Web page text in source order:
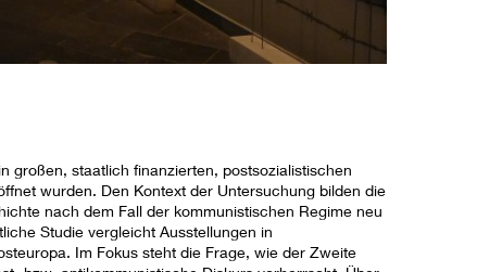
großen, staatlich finanzierten, postsozialistischen
wurden. Den Kontext der Untersuchung bilden die
nach dem Fall der kommunistischen Regime neu
Studie vergleicht Ausstellungen in
Im Fokus steht die Frage, wie der Zweite